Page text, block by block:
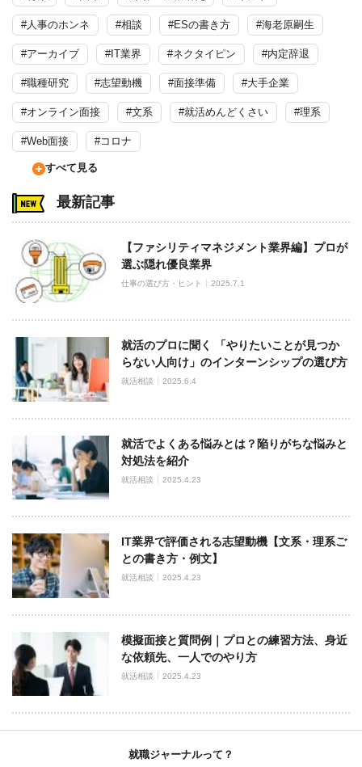
#人事のホンネ #相談 #ESの書き方 #海老原嗣生
#アーカイブ #IT業界 #ネクタイピン #内定辞退
#職種研究 #志望動機 #面接準備 #大手企業
#オンライン面接 #文系 #就活めんどくさい #理系
#Web面接 #コロナ
すべて見る
最新記事
【ファシリティマネジメント業界編】プロが
選ぶ隠れ優良業界
仕事の選び方・ヒント 2025.7.1
就活のプロに聞く 「やりたいことが見つか
らない人向け」のインターンシップの選び方
就活相談 2025.6.4
就活でよくある悩みとは？陥りがちな悩みと
対処法を紹介
就活相談 2025.4.23
IT業界で評価される志望動機【文系・理系ご
との書き方・例文】
就活相談 2025.4.23
模擬面接と質問例｜プロとの練習方法、身近
な依頼先、一人でのやり方
就活相談 2025.4.23
就職ジャーナルって？